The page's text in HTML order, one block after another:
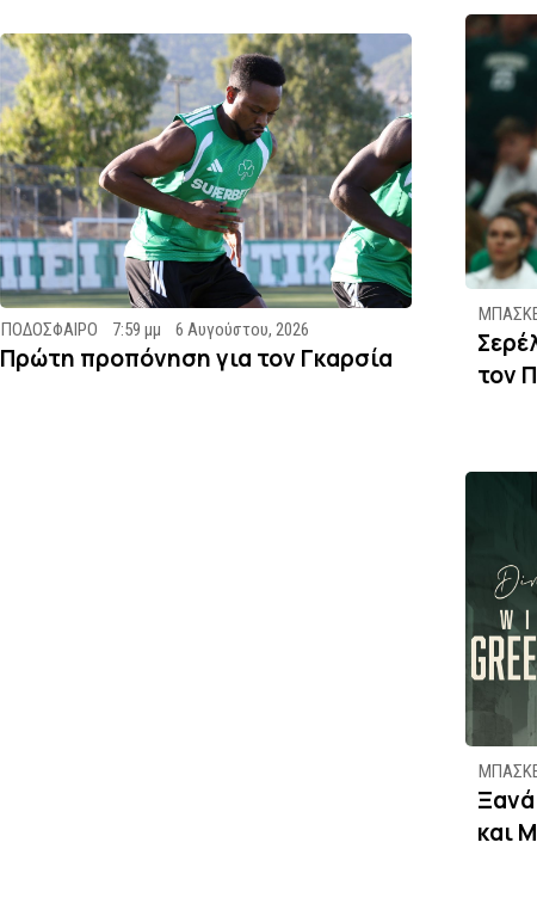
ΠΟΔΟΣΦΑΙΡΟ 7:59 μμ 6 Αυγούστου, 2026
Πρώτη προπόνηση για τον Γκαρσία
τον
και